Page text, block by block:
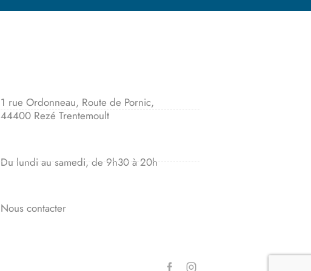
1 rue Ordonneau, Route de Pornic,
44400 Rezé Trentemoult
Du lundi au samedi, de 9h30 à 20h
Nous contacter